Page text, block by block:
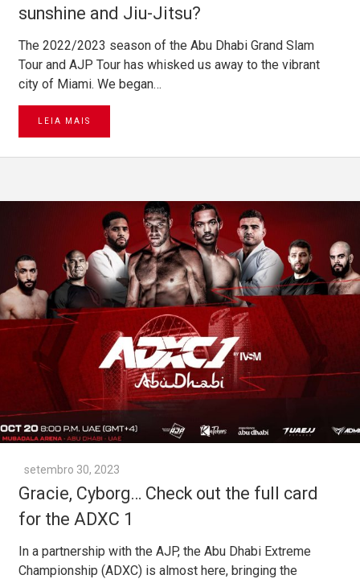
sunshine and Jiu-Jitsu?
The 2022/2023 season of the Abu Dhabi Grand Slam
Tour and AJP Tour has whisked us away to the vibrant
city of Miami. We began…
LEIA MAIS
setembro 30, 2023
Gracie, Cyborg… Check out the full card
for the ADXC 1
In a partnership with the AJP, the Abu Dhabi Extreme
Championship (ADXC) is almost here, bringing the